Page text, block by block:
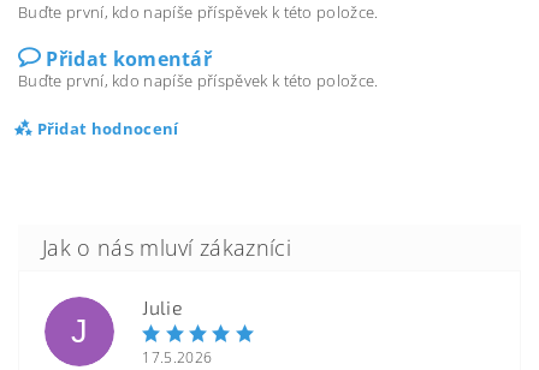
Buďte první, kdo napíše příspěvek k této položce.
Přidat komentář
Buďte první, kdo napíše příspěvek k této položce.
Přidat hodnocení
J
Julie
17.5.2026